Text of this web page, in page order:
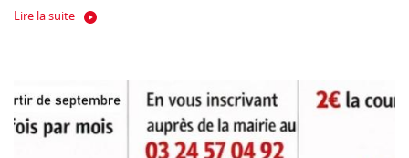
Lire la suite